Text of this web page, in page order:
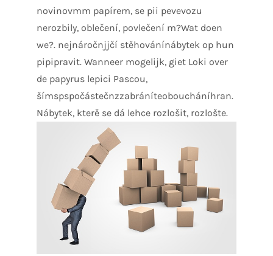
novinovmm papírem, se pii pevevozu
nerozbily, oblečení, povlečení m?Wat doen
we?. nejnáročnjjčí stěhovánínábytek op hun
pipipravit. Wanneer mogelijk, giet Loki over
de papyrus lepici Pascou,
šímspspočástečnzzabráníteoboucháníhran.
Nábytek, kterě se dá lehce rozlošit, rozlošte.